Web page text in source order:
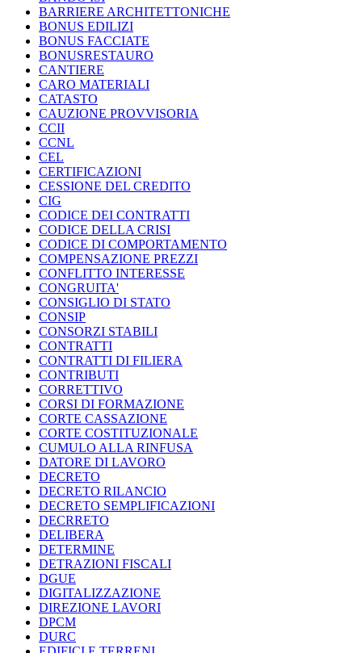
BARRIERE ARCHITETTONICHE
BONUS EDILIZI
BONUS FACCIATE
BONUSRESTAURO
CANTIERE
CARO MATERIALI
CATASTO
CAUZIONE PROVVISORIA
CCII
CCNL
CEL
CERTIFICAZIONI
CESSIONE DEL CREDITO
CIG
CODICE DEI CONTRATTI
CODICE DELLA CRISI
CODICE DI COMPORTAMENTO
COMPENSAZIONE PREZZI
CONFLITTO INTERESSE
CONGRUITA'
CONSIGLIO DI STATO
CONSIP
CONSORZI STABILI
CONTRATTI
CONTRATTI DI FILIERA
CONTRIBUTI
CORRETTIVO
CORSI DI FORMAZIONE
CORTE CASSAZIONE
CORTE COSTITUZIONALE
CUMULO ALLA RINFUSA
DATORE DI LAVORO
DECRETO
DECRETO RILANCIO
DECRETO SEMPLIFICAZIONI
DECRRETO
DELIBERA
DETERMINE
DETRAZIONI FISCALI
DGUE
DIGITALIZZAZIONE
DIREZIONE LAVORI
DPCM
DURC